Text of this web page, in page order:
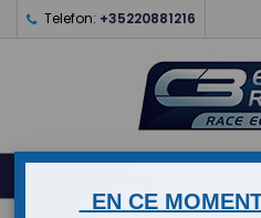
Telefon: +35220881216
EN CE